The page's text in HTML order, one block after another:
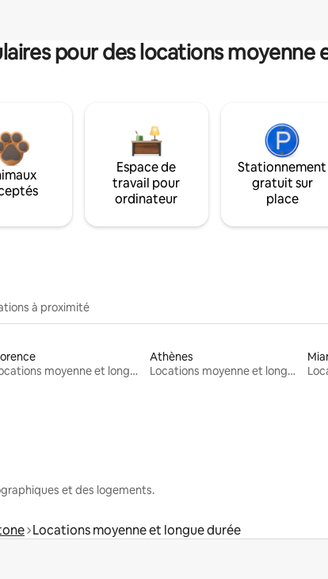
pour des locations moyenne
Espace de
travail pour
ordinateur
Stationnement
gratuit sur
place
à proximité
Locations moyenne et longue durée
Athènes
Locations moyenne et longue durée
et des logements.
Locations moyenne et longue durée